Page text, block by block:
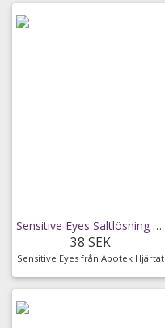
Sensitive Eyes Saltlösning 240 ml
38 SEK
Sensitive Eyes från Apotek Hjärtat